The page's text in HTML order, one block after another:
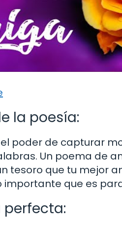
la poesía:
poder de capturar
Un poema de
tesoro que tu mejor
que es
perfecta: